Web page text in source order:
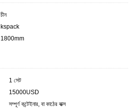
চীন
kspack
1800mm
1 সেট
15000USD
সম্পূর্ণ কন্টেইনার, বা কাঠের বাক্স